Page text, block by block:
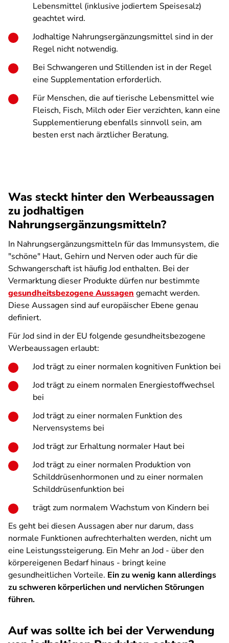
Lebensmittel (inklusive jodiertem Speisesalz)
geachtet wird.
Jodhaltige Nahrungsergänzungsmittel sind in der
Regel nicht notwendig.
Bei Schwangeren und Stillenden ist in der Regel
eine Supplementation erforderlich.
Für Menschen, die auf tierische Lebensmittel wie
Fleisch, Fisch, Milch oder Eier verzichten, kann eine
Supplementierung ebenfalls sinnvoll sein, am
besten erst nach ärztlicher Beratung.
Was steckt hinter den Werbeaussagen
zu jodhaltigen
Nahrungsergänzungsmitteln?
In Nahrungsergänzungsmitteln für das Immunsystem, die
"schöne" Haut, Gehirn und Nerven oder auch für die
Schwangerschaft ist häufig Jod enthalten. Bei der
Vermarktung dieser Produkte dürfen nur bestimmte
gesundheitsbezogene Aussagen gemacht werden.
Diese Aussagen sind auf europäischer Ebene genau
definiert.
Für Jod sind in der EU folgende gesundheitsbezogene
Werbeaussagen erlaubt:
Jod trägt zu einer normalen kognitiven Funktion bei
Jod trägt zu einem normalen Energiestoffwechsel
bei
Jod trägt zu einer normalen Funktion des
Nervensystems bei
Jod trägt zur Erhaltung normaler Haut bei
Jod trägt zu einer normalen Produktion von
Schilddrüsenhormonen und zu einer normalen
Schilddrüsenfunktion bei
trägt zum normalem Wachstum von Kindern bei
Es geht bei diesen Aussagen aber nur darum, dass
normale Funktionen aufrechterhalten werden, nicht um
eine Leistungssteigerung. Ein Mehr an Jod - über den
körpereigenen Bedarf hinaus - bringt keine
gesundheitlichen Vorteile. Ein zu wenig kann allerdings
zu schweren körperlichen und nervlichen Störungen
führen.
Auf was sollte ich bei der Verwendung